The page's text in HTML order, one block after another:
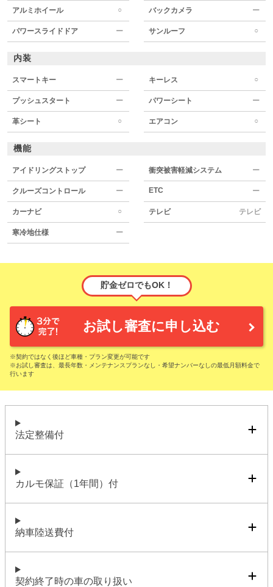
アルミホイール ○ バックカメラ ー
パワースライドドア ー サンルーフ ○
内装
スマートキー ー キーレス ○
プッシュスタート ー パワーシート ー
革シート ○ エアコン ○
機能
アイドリングストップ ー 衝突被害軽減システム ー
クルーズコントロール ー ETC ー
カーナビ ○ テレビ テレビ
寒冷地仕様 ー
貯金ゼロでもOK！
お試し審査に申し込む
※契約ではなく後ほど車種・プラン変更が可能です
※お試し審査は、最長年数・メンテナンスプランなし・希望ナンバーなしの最低月額料金で
行います
法定整備付
カルモ保証（1年間）付
納車陸送費付
契約終了時の車の取り扱い